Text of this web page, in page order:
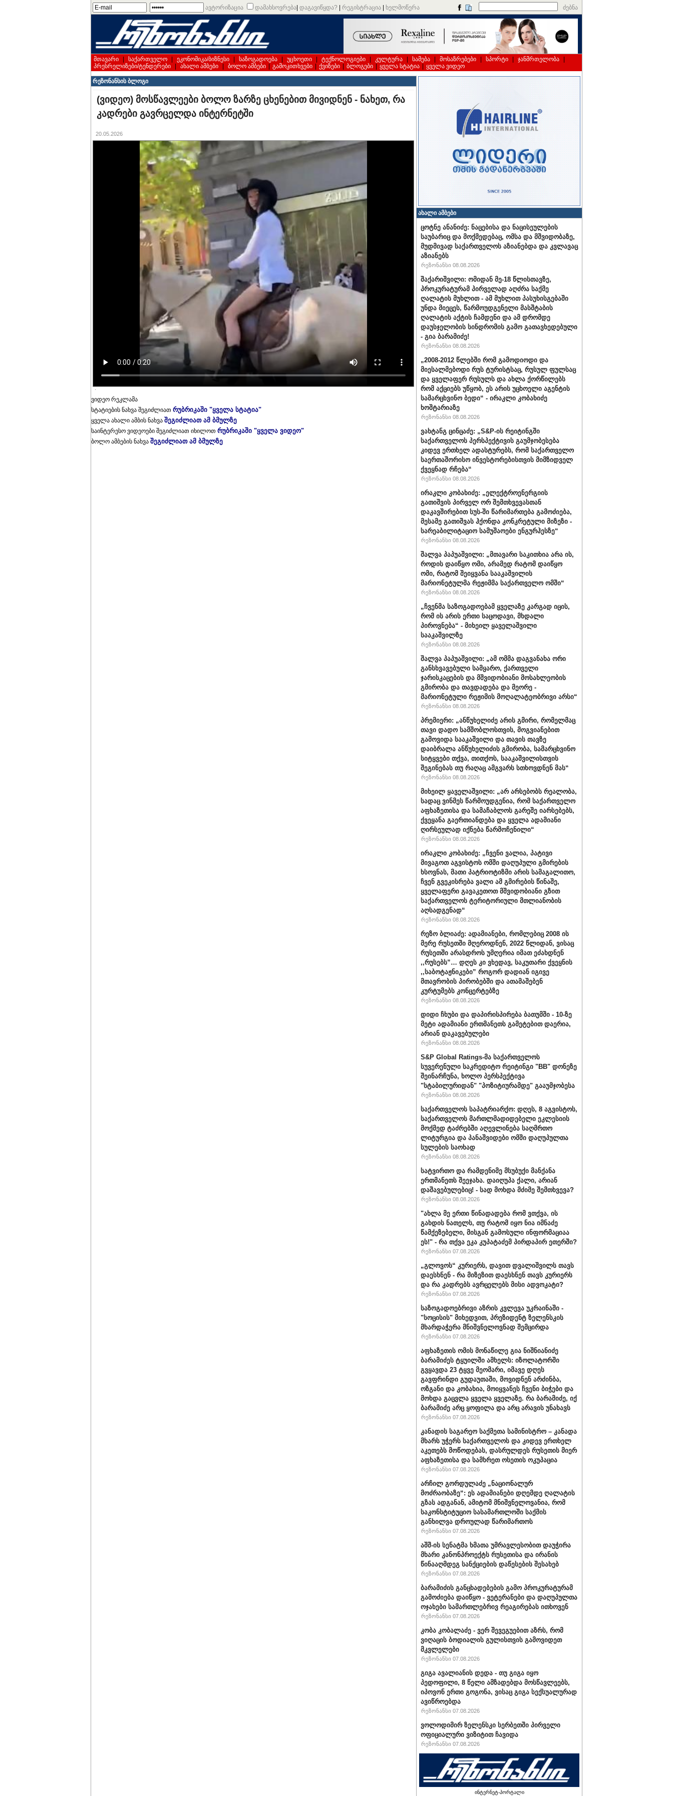
ავტორიზაცია დამახსოვრება დაგავიწყდა? რეგისტრაცია ხელმოწერა ძებნა
მთავარი საქართველო ეკონომიკა/ბიზნესი საზოგადოება უცხოეთი ტექნოლოგიები კულტურა სამება მოსაზრებები სპორტი ჯანმრთელობა
პრესრელიზები/ტენდერები
ახალი ამბები ბოლო ამბები გამოკითხვები ქვიზები ბლოგები ყველა სტატია ყველა ვიდეო
რეზონანსის ბლოგი
(ვიდეო) მოსწავლეები ბოლო ზარზე ცხენებით მივიდნენ - ნახეთ, რა
კადრები გავრცელდა ინტერნეტში
20.05.2026
ვიდეო რეკლამა
სტატიების ნახვა შეგიძლიათ რუბრიკაში "ყველა სტატია"
ყველა ახალი ამბის ნახვა შეგიძლიათ ამ ბმულზე
საინტერესო ვიდეოები შეგიძლიათ იხილოთ რუბრიკაში "ყველა ვიდეო"
ბოლო ამბების ნახვა შეგიძლიათ ამ ბმულზე
ახალი ამბები
ცოტნე ანანიძე: ნაცებისა და ნაცისეულების
საუბარიც და მოქმედებაც, ომსა და მშვიდობაზე,
მუდმივად საქართველოს აზიანებდა და კვლავაც
აზიანებს
რეზონანსი 08.08.2026
შაქარიშვილი: ომიდან მე-18 წლისთავზე,
პროკურატურამ პირველად აღძრა საქმე
ღალატის მუხლით - ამ მუხლით პასუხისგებაში
უნდა მიეცეს, წარმოუდგენელი მასშტაბის
ღალატის აქტის ჩამდენი და ამ დრომდე
დაუსჯელობის სინდრომის გამო გათავხედებული
- გია ბარამიძე!
რეზონანსი 08.08.2026
„2008-2012 წლებში რომ გამოდიოდი და
მიესალმებოდი რუს ტურისტსაც, რუსულ ფულსაც
და ყველაფერ რუსულს და ახლა ქორწილებს
რომ აქციებს უწყობ, ეს არის უცხოელი აგენტის
სამარცხვინო ბედი“ - ირაკლი კობახიძე
ხოშტარიაზე
რეზონანსი 08.08.2026
ვახტანგ ცინცაძე: „S&P-ის რეიტინგში
საქართველოს პერსპექტივის გაუმჯობესება
კიდევ ერთხელ ადასტურებს, რომ საქართველო
საერთაშორისო ინვესტორებისთვის მიმზიდველ
ქვეყნად რჩება“
რეზონანსი 08.08.2026
ირაკლი კობახიძე: „ელექტროენერგიის
გათიშვის პირველ ორ შემთხვევასთან
დაკავშირებით სუს-ში წარიმართება გამოძიება,
მესამე გათიშვას ჰქონდა კონკრეტული მიზეზი -
სარეაბილიტაციო სამუშაოები ენგურჰესზე“
რეზონანსი 08.08.2026
შალვა პაპუაშვილი: „მთავარი საკითხია არა ის,
როდის დაიწყო ომი, არამედ რატომ დაიწყო
ომი, რატომ შეიყვანა სააკაშვილის
მარიონეტულმა რეჟიმმა საქართველო ომში“
რეზონანსი 08.08.2026
„ჩვენმა საზოგადოებამ ყველაზე კარგად იცის,
რომ ის არის ერთი საცოდავი, მხდალი
პიროვნება“ - მიხეილ ყაველაშვილი
სააკაშვილზე
რეზონანსი 08.08.2026
შალვა პაპუაშვილი: „ამ ომმა დაგვანახა ორი
განსხვავებული სამყარო, ქართველი
ჯარისკაცების და მშვიდობიანი მოსახლეობის
გმირობა და თავდადება და მეორე -
მარიონეტული რეჟიმის მოღალატეობრივი არსი“
რეზონანსი 08.08.2026
პრემიერი: „ანწუხელიძე არის გმირი, რომელმაც
თავი დადო სამშობლოსთვის, მოგვიანებით
გამოვიდა სააკაშვილი და თავის თავზე
დაიბრალა ანწუხელიძის გმირობა, სამარცხვინო
სიტყვები თქვა, თითქოს, სააკაშვილისთვის
შეგინებას თუ რაღაც ამგვარს სთხოვდნენ მას“
რეზონანსი 08.08.2026
მიხეილ ყაველაშვილი: „არ არსებობს რეალობა,
სადაც ვინმეს წარმოუდგენია, რომ საქართველო
აფხაზეთისა და სამაჩაბლოს გარეშე იარსებებს,
ქვეყანა გაერთიანდება და ყველა ადამიანი
ღირსეულად იქნება წარმოჩენილი“
რეზონანსი 08.08.2026
ირაკლი კობახიძე: „ჩვენი ვალია, პატივი
მივაგოთ აგვისტოს ომში დაღუპული გმირების
ხსოვნას, მათი პატრიოტიზმი არის სამაგალითო,
ჩვენ გვეკისრება ვალი ამ გმირების წინაშე,
ყველაფერი გავაკეთოთ მშვიდობიანი გზით
საქართველოს ტერიტორიული მთლიანობის
აღსადგენად“
რეზონანსი 08.08.2026
რეზო ბლიაძე: ადამიანები, რომლებიც 2008 ის
მერე რუსეთში მღეროდნენ, 2022 წლიდან, ვისაც
რუსეთში არასდროს უმღერია იმათ ეძახდნენ
,,რუსებს”… დღეს კი ვხედავ, საკუთარი ქვეყნის
,,საბოტაჟნიკები” როგორ დადიან იგივე
მთავრობის პირობებში და ათამაშებენ
კურტუმებს კონცერტებზე
რეზონანსი 08.08.2026
დიდი ჩხუბი და დაპირისპირება ბათუმში - 10-ზე
მეტი ადამიანი ერთმანეთს გამეტებით დაერია,
არიან დაკავებულები
რეზონანსი 08.08.2026
S&P Global Ratings-მა საქართველოს
სუვერენული საკრედიტო რეიტინგი "BB" დონეზე
შეინარჩუნა, ხოლო პერსპექტივა
"სტაბილურიდან" "პოზიტიურამდე" გააუმჯობესა
რეზონანსი 08.08.2026
საქართველოს საპატრიარქო: დღეს, 8 აგვისტოს,
საქართველოს მართლმადიდებელი ეკლესიის
მოქმედ ტაძრებში აღევლინება საღმრთო
ლიტურგია და პანაშვიდები ომში დაღუპულთა
სულების საოხად
რეზონანსი 08.08.2026
სატვირთო და რამდენიმე მსუბუქი მანქანა
ერთმანეთს შეეჯახა. დაიღუპა ქალი, არიან
დაშავებულებიც! - სად მოხდა მძიმე შემთხვევა?
რეზონანსი 08.08.2026
"ახლა მე ერთი წინადადება რომ ვთქვა, ის
გახდის ნათელს, თუ რატომ იყო ნია იმნაძე
წამქეზებელი, მისგან გამოსული ინფორმაციაა
ეს!" - რა თქვა ეკა კუპატაძემ პირდაპირ ეთერში?
რეზონანსი 07.08.2026
„გლოვოს“ კურიერს, დავით დვალიშვილს თავს
დაესხნენ - რა მიზეზით დაესხნენ თავს კურიერს
და რა კადრებს ავრცელებს მისი ადვოკატი?
რეზონანსი 07.08.2026
საზოგადოებრივი აზრის კვლევა უკრაინაში -
"სოცისის" მიხედვით, პრეზიდენტ ზელენსკის
მხარდაჭერა მნიშვნელოვნად შემცირდა
რეზონანსი 07.08.2026
აფხაზეთის ომის მონაწილე გია ნიშნიანიძე
ბარამიძეს ტყუილში ამხელს: იზოლატორში
გვყავდა 23 ტყვე მეომარი, იმავე დღეს
გავფრინდი გუდაუთაში, მოვიდნენ არძინბა,
ოზგანი და კობახია, მოიყვანეს ჩვენი ბიჭები და
მოხდა გაცვლა ყველა ყველაზე. რა ბარამიძე, იქ
ბარამიძე არც ყოფილა და არც არავის უნახავს
რეზონანსი 07.08.2026
კანადის საგარეო საქმეთა სამინისტრო – კანადა
მხარს უჭერს საქართველოს და კიდევ ერთხელ
აკეთებს მოწოდებას, დასრულდეს რუსეთის მიერ
აფხაზეთისა და სამხრეთ ოსეთის ოკუპაცია
რეზონანსი 07.08.2026
არჩილ გორდულაძე „ნაციონალურ
მოძრაობაზე“: ეს ადამიანები დღემდე ღალატის
გზას ადგანან, ამიტომ მნიშვნელოვანია, რომ
საკონსტიტუციო სასამართლოში საქმის
განხილვა დროულად წარიმართოს
რეზონანსი 07.08.2026
აშშ-ის სენატმა ხმათა უმრავლესობით დაუჭირა
მხარი კანონპროექტს რუსეთისა და ირანის
წინააღმდეგ სანქციების დაწესების შესახებ
რეზონანსი 07.08.2026
ბარამიძის განცხადებების გამო პროკურატურამ
გამოძიება დაიწყო - ვეტერანები და დაღუპულთა
ოჯახები სამართლებრივ რეაგირებას ითხოვენ
რეზონანსი 07.08.2026
კობა კობალაძე - ვერ შევეგუებით აზრს, რომ
ვიღაცის ბოდიალის გულისთვის გამოვიდეთ
მკვლელები
რეზონანსი 07.08.2026
გიგა ავალიანის დედა - თუ გიგა იყო
პედოფილი, 8 წელი ამზადებდა მოსწავლეებს,
იპოვონ ერთი გოგონა, ვისაც გიგა სექსუალურად
ავიწროებდა
რეზონანსი 07.08.2026
ვოლოდიმირ ზელენსკი სერბეთში პირველი
ოფიციალური ვიზიტით ჩავიდა
რეზონანსი 07.08.2026
ინტერნეტ-პორტალი